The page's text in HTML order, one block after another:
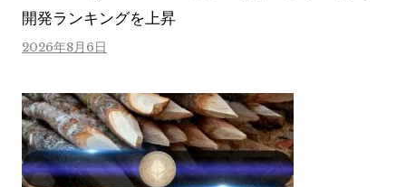
開発ランキングを上昇
2026年8月6日